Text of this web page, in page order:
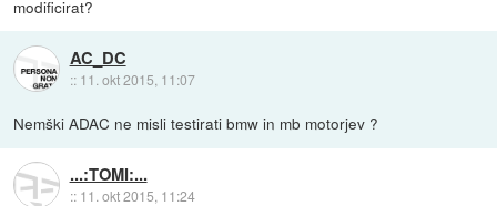
modificirat?
AC_DC
:: 11. okt 2015, 11:07
Nemški ADAC ne misli testirati bmw in mb motorjev ?
...:TOMI:...
:: 11. okt 2015, 11:24